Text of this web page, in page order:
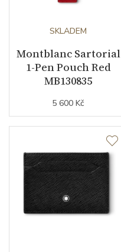
SKLADEM
Montblanc Sartorial
1-Pen Pouch Red
MB130835
5 600 Kč